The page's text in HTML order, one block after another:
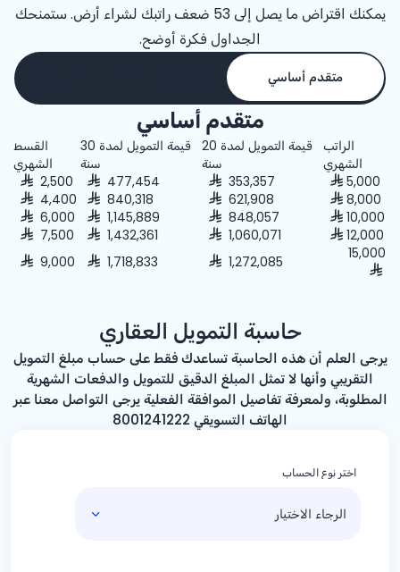
يمكنك اقتراض ما يصل إلى 53 ضعف راتبك لشراء أرض. ستمنحك
الجداول فكرة أوضح.
متقدم أساسي
متقدم أساسي
الراتب
الشهري
قيمة التمويل لمدة 20
سنة
قيمة التمويل لمدة 30
سنة
القسط
الشهري
5,000
353,357
477,454
2,500
8,000
621,908
840,318
4,400
10,000
848,057
1,145,889
6,000
12,000
1,060,071
1,432,361
7,500
15,000
1,272,085
1,718,833
9,000
حاسبة التمويل العقاري
يرجى العلم أن هذه الحاسبة تساعدك فقط على حساب مبلغ التمويل
التقريبي وأنها لا تمثل المبلغ الدقيق للتمويل والدفعات الشهرية
المطلوبة، ولمعرفة تفاصيل الموافقة الفعلية يرجى التواصل معنا عبر
الهاتف التسويقي 8001241222
اختر نوع الحساب